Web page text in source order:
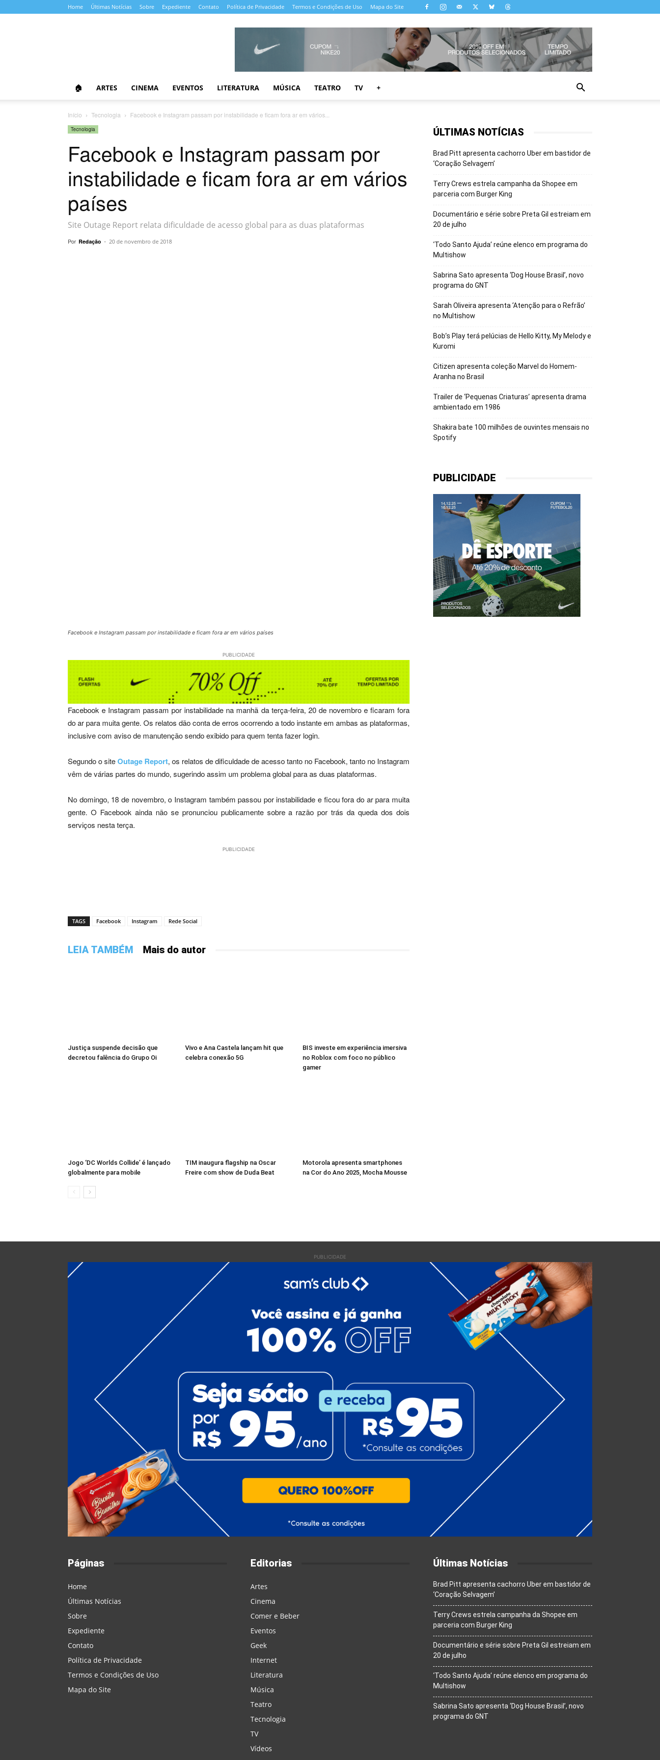
Home Últimas Notícias Sobre Expediente Contato Política de Privacidade Termos e Condições de Uso Mapa do Site
🏠 ARTES CINEMA EVENTOS LITERATURA MÚSICA TEATRO TV +
Início Tecnologia Facebook e Instagram passam por instabilidade e ficam fora ar em vários...
Tecnologia
Facebook e Instagram passam por
instabilidade e ficam fora ar em vários
países
Site Outage Report relata dificuldade de acesso global para as duas plataformas
Por Redação - 20 de novembro de 2018
Facebook e Instagram passam por instabilidade e ficam fora ar em vários países
PUBLICIDADE
Facebook e Instagram passam por instabilidade na manhã da terça-feira, 20 de novembro e ficaram fora
do ar para muita gente. Os relatos dão conta de erros ocorrendo a todo instante em ambas as plataformas,
inclusive com aviso de manutenção sendo exibido para quem tenta fazer login.
Segundo o siteOutage Report, os relatos de dificuldade de acesso tanto no Facebook, tanto no Instagram
vêm de várias partes do mundo, sugerindo assim um problema global para as duas plataformas.
No domingo, 18 de novembro, o Instagram também passou por instabilidade e ficou fora do ar para muita
gente. O Facebook ainda não se pronunciou publicamente sobre a razão por trás da queda dos dois
serviços nesta terça.
PUBLICIDADE
TAGS Facebook Instagram Rede Social
LEIA TAMBÉM Mais do autor
Justiça suspende decisão que
decretou falência do Grupo Oi
Vivo e Ana Castela lançam hit que
celebra conexão 5G
BIS investe em experiência imersiva
no Roblox com foco no público
gamer
Jogo ‘DC Worlds Collide’ é lançado
globalmente para mobile
TIM inaugura flagship na Oscar
Freire com show de Duda Beat
Motorola apresenta smartphones
na Cor do Ano 2025, Mocha Mousse
ÚLTIMAS NOTÍCIAS
Brad Pitt apresenta cachorro Uber em bastidor de
‘Coração Selvagem’
Terry Crews estrela campanha da Shopee em
parceria com Burger King
Documentário e série sobre Preta Gil estreiam em
20 de julho
‘Todo Santo Ajuda’ reúne elenco em programa do
Multishow
Sabrina Sato apresenta ‘Dog House Brasil’, novo
programa do GNT
Sarah Oliveira apresenta ‘Atenção para o Refrão’
no Multishow
Bob’s Play terá pelúcias de Hello Kitty, My Melody e
Kuromi
Citizen apresenta coleção Marvel do Homem-
Aranha no Brasil
Trailer de ‘Pequenas Criaturas’ apresenta drama
ambientado em 1986
Shakira bate 100 milhões de ouvintes mensais no
Spotify
PUBLICIDADE
PUBLICIDADE
Páginas
Home
Últimas Notícias
Sobre
Expediente
Contato
Política de Privacidade
Termos e Condições de Uso
Mapa do Site
Editorias
Artes
Cinema
Comer e Beber
Eventos
Geek
Internet
Literatura
Música
Teatro
Tecnologia
TV
Vídeos
Últimas Notícias
Brad Pitt apresenta cachorro Uber em bastidor de
‘Coração Selvagem’
Terry Crews estrela campanha da Shopee em
parceria com Burger King
Documentário e série sobre Preta Gil estreiam em
20 de julho
‘Todo Santo Ajuda’ reúne elenco em programa do
Multishow
Sabrina Sato apresenta ‘Dog House Brasil’, novo
programa do GNT